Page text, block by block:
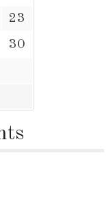
23
30